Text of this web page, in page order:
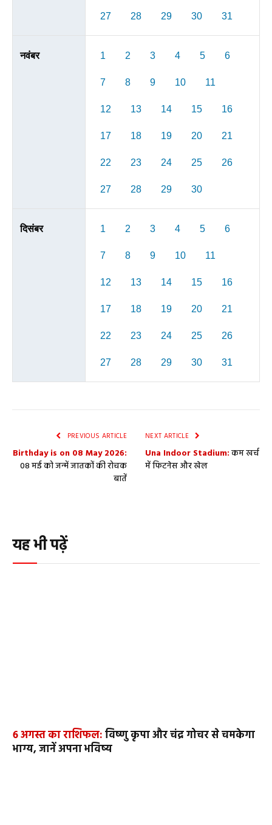
27 28 29 30 31
नवंबर 1 2 3 4 5 6
7 8 9 10 11
12 13 14 15 16
17 18 19 20 21
22 23 24 25 26
27 28 29 30
दिसंबर 1 2 3 4 5 6
7 8 9 10 11
12 13 14 15 16
17 18 19 20 21
22 23 24 25 26
27 28 29 30 31
PREVIOUS ARTICLE
Birthday is on 08 May 2026:
08 मई को जन्में जातकों की रोचक
बातें
NEXT ARTICLE
Una Indoor Stadium:कम खर्च
में फिटनेस और खेल
यह भी पढ़ें
6 अगस्त का राशिफल:विष्णु कृपा और चंद्र गोचर से चमकेगा
भाग्य, जानें अपना भविष्य